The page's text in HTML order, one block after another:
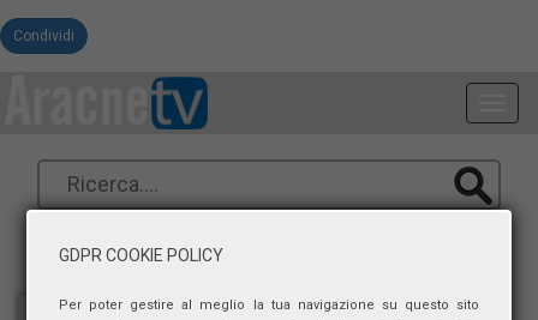
Condividi
GDPR COOKIE POLICY
Per poter gestire al meglio la tua navigazione su questo sito